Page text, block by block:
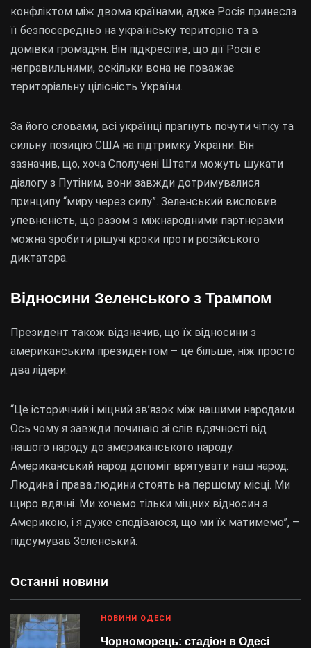
Останні новини
НОВИНИ ОДЕСИ
Чорноморець: стадіон в Одесі
конфліктом між двома країнами, адже Росія принесла
її безпосередньо на українську територію та в
домівки громадян. Він підкреслив, що дії Росії є
неправильними, оскільки вона не поважає
територіальну цілісність України.
За його словами, всі українці прагнуть почути чітку та
сильну позицію США на підтримку України. Він
зазначив, що, хоча Сполучені Штати можуть шукати
діалогу з Путіним, вони завжди дотримувалися
принципу “миру через силу”. Зеленський висловив
упевненість, що разом з міжнародними партнерами
можна зробити рішучі кроки проти російського
диктатора.
Відносини Зеленського з Трампом
Президент також відзначив, що їх відносини з
американським президентом – це більше, ніж просто
два лідери.
“Це історичний і міцний зв’язок між нашими народами.
Ось чому я завжди починаю зі слів вдячності від
нашого народу до американського народу.
Американський народ допоміг врятувати наш народ.
Людина і права людини стоять на першому місці. Ми
щиро вдячні. Ми хочемо тільки міцних відносин з
Америкою, і я дуже сподіваюся, що ми їх матимемо”, –
підсумував Зеленський.